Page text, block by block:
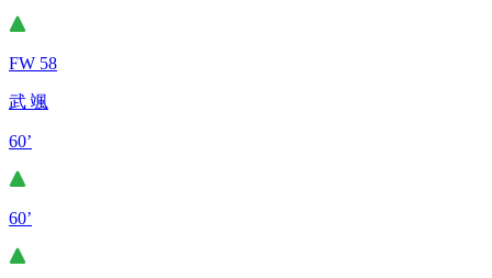
FW 58
武 颯
60’
60’